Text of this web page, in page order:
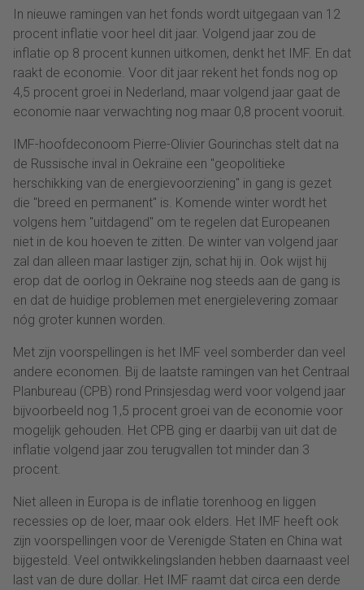
In nieuwe ramingen van het fonds wordt uitgegaan van 12
procent inflatie voor heel dit jaar. Volgend jaar zou de
inflatie op 8 procent kunnen uitkomen, denkt het IMF. En dat
raakt de economie. Voor dit jaar rekent het fonds nog op
4,5 procent groei in Nederland, maar volgend jaar gaat de
economie naar verwachting nog maar 0,8 procent vooruit.
IMF-hoofdeconoom Pierre-Olivier Gourinchas stelt dat na
de Russische inval in Oekraïne een "geopolitieke
herschikking van de energievoorziening" in gang is gezet
die "breed en permanent" is. Komende winter wordt het
volgens hem "uitdagend" om te regelen dat Europeanen
niet in de kou hoeven te zitten. De winter van volgend jaar
zal dan alleen maar lastiger zijn, schat hij in. Ook wijst hij
erop dat de oorlog in Oekraïne nog steeds aan de gang is
en dat de huidige problemen met energielevering zomaar
nóg groter kunnen worden.
Met zijn voorspellingen is het IMF veel somberder dan veel
andere economen. Bij de laatste ramingen van het Centraal
Planbureau (CPB) rond Prinsjesdag werd voor volgend jaar
bijvoorbeeld nog 1,5 procent groei van de economie voor
mogelijk gehouden. Het CPB ging er daarbij van uit dat de
inflatie volgend jaar zou terugvallen tot minder dan 3
procent.
Niet alleen in Europa is de inflatie torenhoog en liggen
recessies op de loer, maar ook elders. Het IMF heeft ook
zijn voorspellingen voor de Verenigde Staten en China wat
bijgesteld. Veel ontwikkelingslanden hebben daarnaast veel
last van de dure dollar. Het IMF raamt dat circa een derde